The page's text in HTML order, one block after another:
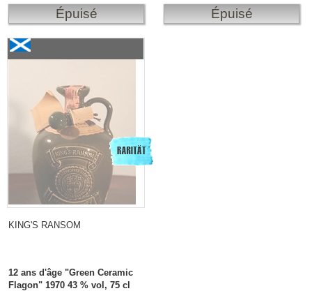
Épuisé Épuisé
King`s Ransom 12 Years old «Green Ceramic Flagon»
1970
KING'S RANSOM
12 ans d'âge "Green Ceramic
Flagon" 1970 43 % vol, 75 cl